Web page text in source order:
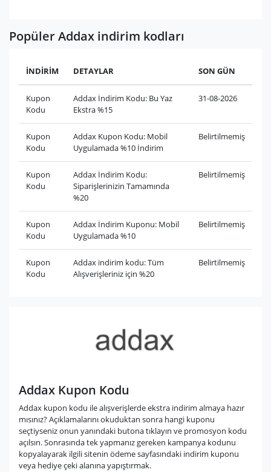
Popüler Addax indirim kodları
İNDİRİM DETAYLAR SON GÜN
Kupon
Kodu
Addax İndirim Kodu: Bu Yaz
Ekstra %15
31-08-2026
Kupon
Kodu
Addax Kupon Kodu: Mobil
Uygulamada %10 İndirim
Belirtilmemiş
Kupon
Kodu
Addax İndirim Kodu:
Siparişlerinizin Tamamında
%20
Belirtilmemiş
Kupon
Kodu
Addax İndirim Kuponu: Mobil
Uygulamada %10
Belirtilmemiş
Kupon
Kodu
Addax indirim kodu: Tüm
Alışverişleriniz için %20
Belirtilmemiş
Addax Kupon Kodu
Addax kupon kodu ile alışverişlerde ekstra indirim almaya hazır
mısınız? Açıklamalarını okuduktan sonra hangi kuponu
seçtiyseniz onun yanındaki butona tıklayın ve promosyon kodu
açılsın. Sonrasında tek yapmanız gereken kampanya kodunu
kopyalayarak ilgili sitenin ödeme sayfasındaki indirim kuponu
veya hediye çeki alanına yapıştırmak.